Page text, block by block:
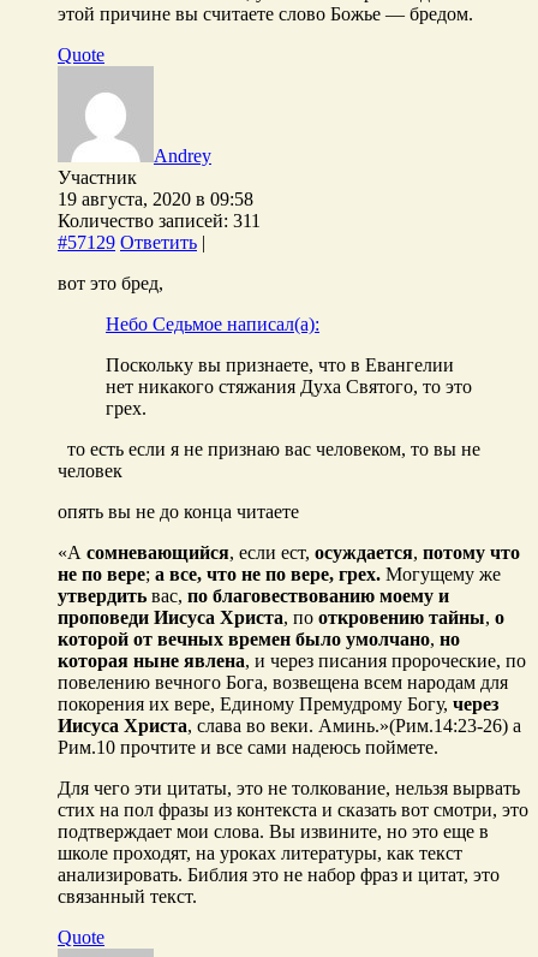
этой причине вы считаете слово Божье — бредом.
Quote
Andrey
Участник
19 августа, 2020 в 09:58
Количество записей: 311
#57129 Ответить |
вот это бред,
Небо Седьмое написал(а):
Поскольку вы признаете, что в Евангелии
нет никакого стяжания Духа Святого, то это
грех.
то есть если я не признаю вас человеком, то вы не
человек
опять вы не до конца читаете
«А сомневающийся, если ест, осуждается, потому что
не по вере; а все, что не по вере, грех. Могущему же
утвердить вас, по благовествованию моему и
проповеди Иисуса Христа, по откровению тайны, о
которой от вечных времен было умолчано, но
которая ныне явлена, и через писания пророческие, по
повелению вечного Бога, возвещена всем народам для
покорения их вере, Единому Премудрому Богу, через
Иисуса Христа, слава во веки. Аминь.»(Рим.14:23-26) а
Рим.10 прочтите и все сами надеюсь поймете.
Для чего эти цитаты, это не толкование, нельзя вырвать
стих на пол фразы из контекста и сказать вот смотри, это
подтверждает мои слова. Вы извините, но это еще в
школе проходят, на уроках литературы, как текст
анализировать. Библия это не набор фраз и цитат, это
связанный текст.
Quote